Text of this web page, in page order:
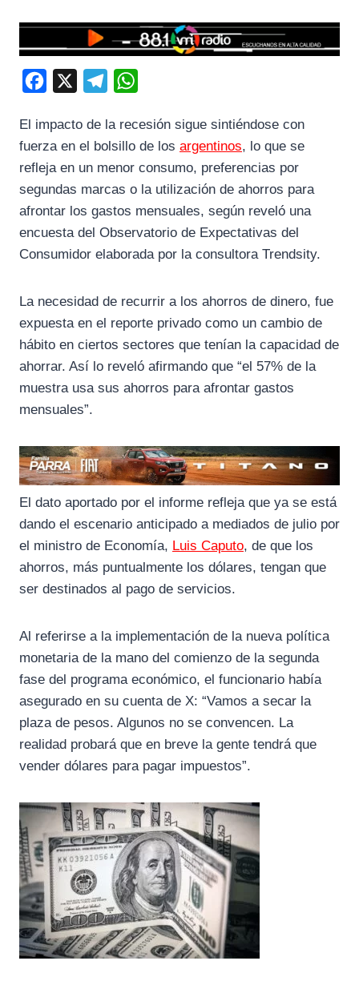
c
e
b
k
l
e
g
a
m
a
t
s
p
El impacto de la recesión sigue sintiéndose con
fuerza en el bolsillo de los argentinos, lo que se
refleja en un menor consumo, preferencias por
segundas marcas o la utilización de ahorros para
afrontar los gastos mensuales, según reveló una
encuesta del Observatorio de Expectativas del
Consumidor elaborada por la consultora Trendsity.
La necesidad de recurrir a los ahorros de dinero, fue
expuesta en el reporte privado como un cambio de
hábito en ciertos sectores que tenían la capacidad de
ahorrar. Así lo reveló afirmando que “el 57% de la
muestra usa sus ahorros para afrontar gastos
mensuales”.
El dato aportado por el informe refleja que ya se está
dando el escenario anticipado a mediados de julio por
el ministro de Economía, Luis Caputo, de que los
ahorros, más puntualmente los dólares, tengan que
ser destinados al pago de servicios.
Al referirse a la implementación de la nueva política
monetaria de la mano del comienzo de la segunda
fase del programa económico, el funcionario había
asegurado en su cuenta de X: “Vamos a secar la
plaza de pesos. Algunos no se convencen. La
realidad probará que en breve la gente tendrá que
vender dólares para pagar impuestos”.